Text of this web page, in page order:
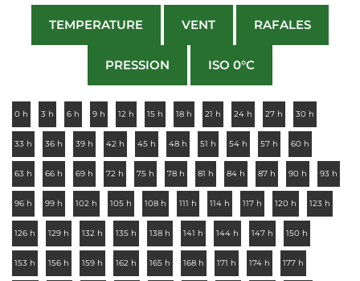
TEMPERATURE VENT RAFALES
PRESSION ISO 0°C
0 h 3 h 6 h 9 h 12 h 15 h 18 h 21 h 24 h 27 h 30 h
33 h 36 h 39 h 42 h 45 h 48 h 51 h 54 h 57 h 60 h
63 h 66 h 69 h 72 h 75 h 78 h 81 h 84 h 87 h 90 h 93 h
96 h 99 h 102 h 105 h 108 h 111 h 114 h 117 h 120 h 123 h
126 h 129 h 132 h 135 h 138 h 141 h 144 h 147 h 150 h
153 h 156 h 159 h 162 h 165 h 168 h 171 h 174 h 177 h